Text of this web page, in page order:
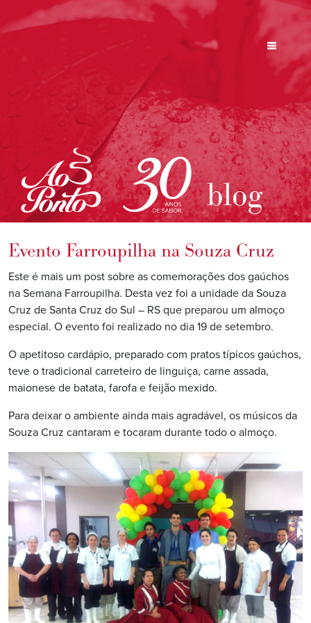
blog
Evento Farroupilha na Souza Cruz
Este é mais um post sobre as comemorações dos gaúchos
na Semana Farroupilha. Desta vez foi a unidade da Souza
Cruz de Santa Cruz do Sul – RS que preparou um almoço
especial. O evento foi realizado no dia 19 de setembro.
O apetitoso cardápio, preparado com pratos típicos gaúchos,
teve o tradicional carreteiro de linguiça, carne assada,
maionese de batata, farofa e feijão mexido.
Para deixar o ambiente ainda mais agradável, os músicos da
Souza Cruz cantaram e tocaram durante todo o almoço.